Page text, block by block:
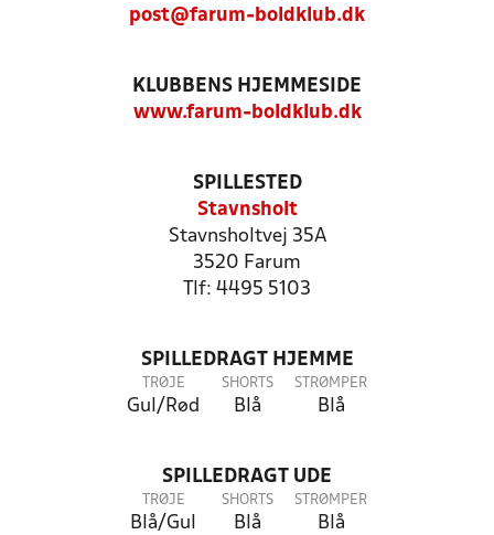
post@farum-boldklub.dk
KLUBBENS HJEMMESIDE
www.farum-boldklub.dk
SPILLESTED
Stavnsholt
Stavnsholtvej 35A
3520 Farum
Tlf: 4495 5103
SPILLEDRAGT HJEMME
TRØJE
Gul/Rød
SHORTS
Blå
STRØMPER
Blå
SPILLEDRAGT UDE
TRØJE
Blå/Gul
SHORTS
Blå
STRØMPER
Blå